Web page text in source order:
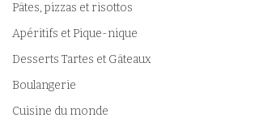
Pâtes, pizzas et risottos
Apéritifs et Pique-nique
Desserts Tartes et Gâteaux
Boulangerie
Cuisine du monde